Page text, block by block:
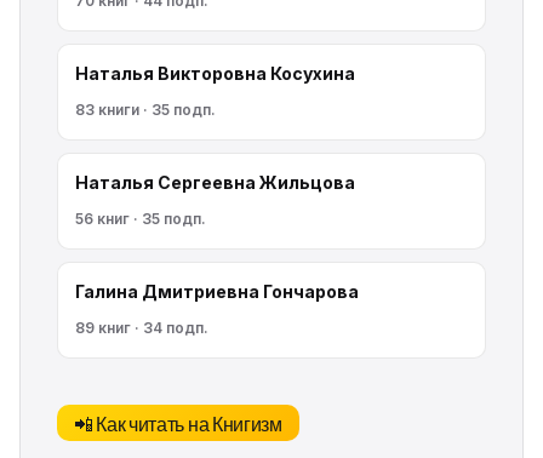
Наталья Викторовна Косухина
83 книги · 35 подп.
Наталья Сергеевна Жильцова
56 книг · 35 подп.
Галина Дмитриевна Гончарова
89 книг · 34 подп.
📲 Как читать на Книгизм